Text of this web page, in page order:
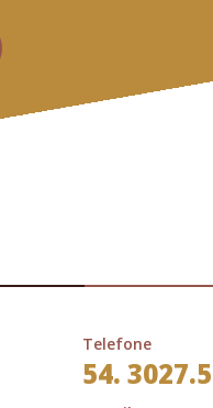
Telefone
54.